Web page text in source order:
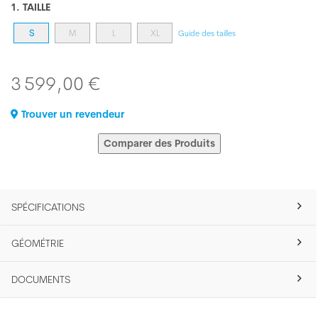
1. TAILLE
S M L XL Guide des tailles
3 599,00 €
Trouver un revendeur
Comparer des Produits
SPÉCIFICATIONS
GÉOMÉTRIE
DOCUMENTS